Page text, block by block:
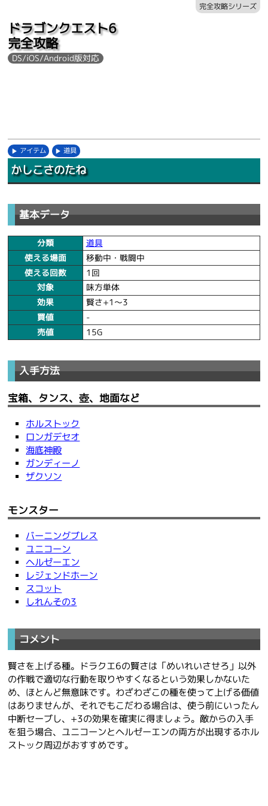
ドラゴンクエスト6
完全攻略
DS/iOS/Android版対応
完全攻略シリーズ
アイテム 道具
かしこさのたね
基本データ
分類
道具
使える場面
移動中・戦闘中
使える回数
1回
対象
味方単体
効果
賢さ+1～3
買値
-
売値
15G
入手方法
宝箱、タンス、壺、地面など
ホルストック
ロンガデセオ
海底神殿
ガンディーノ
ザクソン
モンスター
バーニングブレス
ユニコーン
ヘルゼーエン
レジェンドホーン
スコット
しれんその3
コメント
賢さを上げる種。ドラクエ6の賢さは「めいれいさせろ」以外
の作戦で適切な行動を取りやすくなるという効果しかないた
め、ほとんど無意味です。わざわざこの種を使って上げる価値
はありませんが、それでもこだわる場合は、使う前にいったん
中断セーブし、+3の効果を確実に得ましょう。敵からの入手
を狙う場合、ユニコーンとヘルゼーエンの両方が出現するホル
ストック周辺がおすすめです。